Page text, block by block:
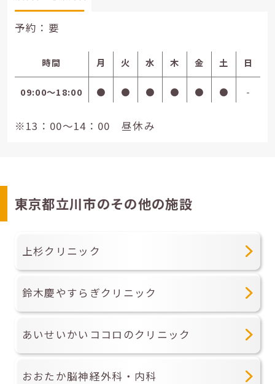
予約：要
時間 月 火 水 木 金 土 日
09:00〜18:00 ● ● ● ● ● ● -
※13：00～14：00 昼休み
東京都立川市のその他の施設
上杉クリニック
鈴木慶やすらぎクリニック
あいせいかいココロのクリニック
おおたか脳神経外科・内科